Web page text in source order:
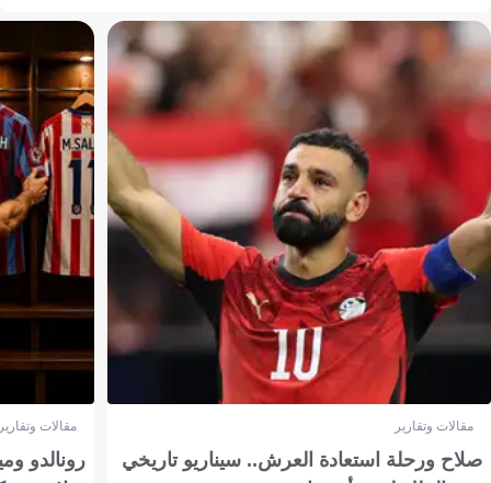
مقالات وتقارير
صلاح ورحلة استعادة العرش.. سيناريو تاريخي
مقالات
رونالدو